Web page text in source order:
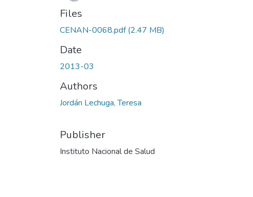
Files
CENAN-0068.pdf(2.47 MB)
Date
2013-03
Authors
Jordán Lechuga, Teresa
Publisher
Instituto Nacional de Salud